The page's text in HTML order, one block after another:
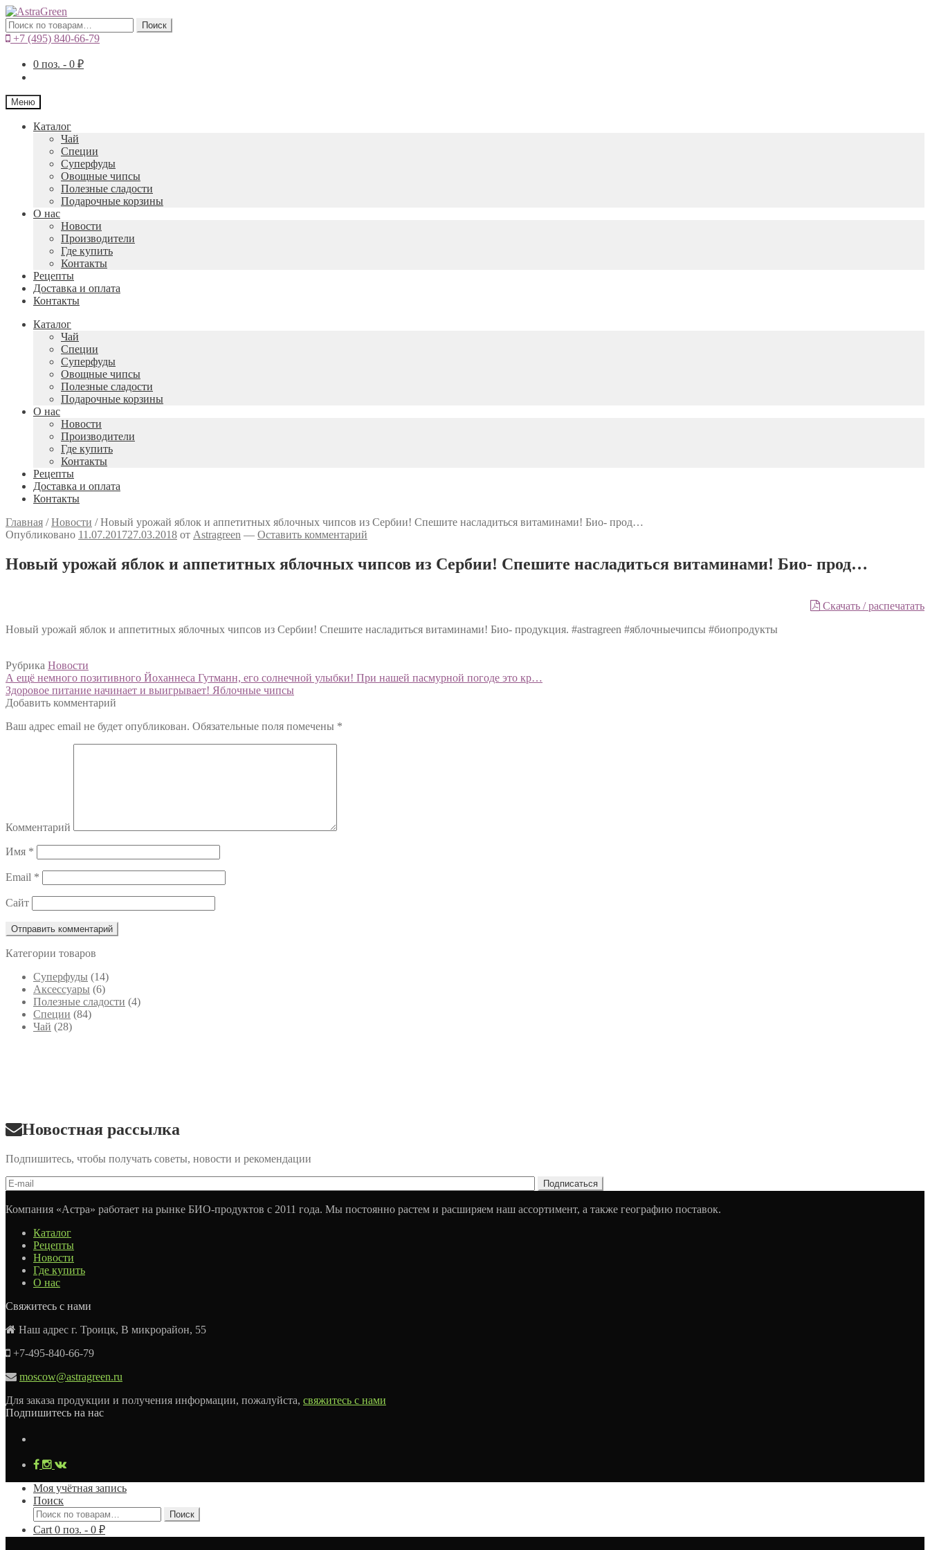
Искать: Поиск
+7 (495) 840-66-79
0 поз. - 0 ₽
Меню
Каталог
Чай
Специи
Cуперфуды
Овощные чипсы
Полезные сладости
Подарочные корзины
О нас
Новости
Производители
Где купить
Контакты
Рецепты
Доставка и оплата
Контакты
Каталог
Чай
Специи
Cуперфуды
Овощные чипсы
Полезные сладости
Подарочные корзины
О нас
Новости
Производители
Где купить
Контакты
Рецепты
Доставка и оплата
Контакты
Главная /Новости /Новый урожай яблок и аппетитных яблочных чипсов из Сербии! Спешите насладиться витаминами! Био- прод…
Опубликовано 11.07.201727.03.2018 от Astragreen — Оставить комментарий
Новый урожай яблок и аппетитных яблочных чипсов из Сербии! Спешите насладиться витаминами! Био- прод…
Скачать / распечатать
Новый урожай яблок и аппетитных яблочных чипсов из Сербии! Спешите насладиться витаминами! Био- продукция. #astragreen #яблочныечипсы #биопродукты
Рубрика Новости
Навигация
по
Предыдущий:
А ещё немного позитивного Йоханнеса Гутманн, его солнечной улыбки! При нашей пасмурной погоде это кр…
Следующий:
Здоровое питание начинает и выигрывает! Яблочные чипсы
Добавить комментарий
Ваш адрес email не будет опубликован. Обязательные поля помечены *
Комментарий
Имя *
Email *
Сайт
Категории товаров
Cуперфуды (14)
Аксессуары (6)
Полезные сладости (4)
Специи (84)
Чай (28)
Новостная рассылка
Подпишитесь, чтобы получать советы, новости и рекомендации
Компания «Астра» работает на рынке БИО-продуктов с 2011 года. Мы постоянно растем и расширяем наш ассортимент, а также географию поставок.
Каталог
Рецепты
Новости
Где купить
О нас
Свяжитесь с нами
Наш адрес г. Троицк, В микрорайон, 55
+7-495-840-66-79
moscow@astragreen.ru
Для заказа продукции и получения информации, пожалуйста, свяжитесь с нами
Подпишитесь на нас
Моя учётная запись
Поиск
Искать:
Поиск
Cart0 поз. - 0 ₽